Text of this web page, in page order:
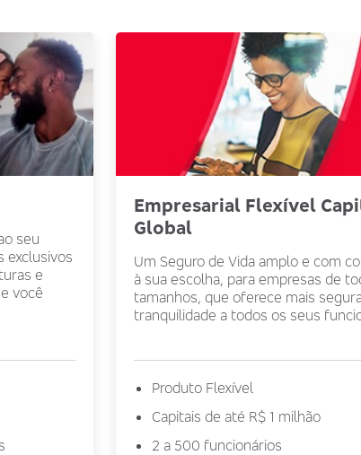
seu
exclusivos
e
você
Empresarial Flexível
Global
Um Seguro de Vida amplo e com
à sua escolha, para empresas de
tamanhos, que oferece mais
tranquilidade a todos os seus
Produto Flexível
Capitais de até R$ 1 milhão
2 a 500 funcionários